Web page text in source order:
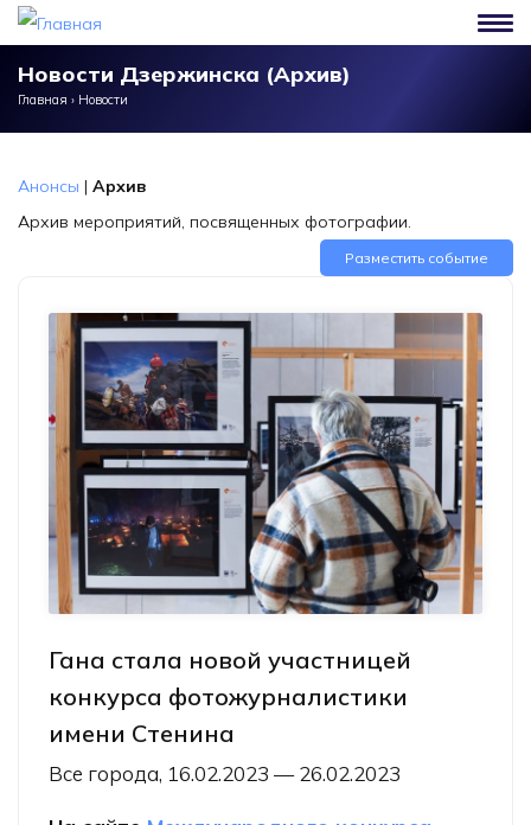
Перейти к основному содержанию
Новости Дзержинска (Архив)
Главная › Новости
Анонсы | Архив
Архив мероприятий, посвященных фотографии.
Разместить событие
Гана стала новой участницей
конкурса фотожурналистики
имени Стенина
Все города, 16.02.2023 — 26.02.2023